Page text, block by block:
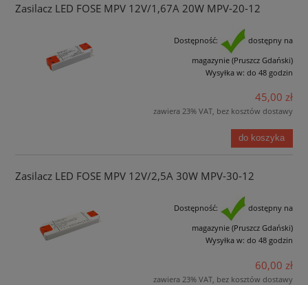
Zasilacz LED FOSE MPV 12V/1,67A 20W MPV-20-12
Dostępność:
dostępny na
magazynie (Pruszcz Gdański)
Wysyłka w: do 48 godzin
45,00 zł
zawiera 23% VAT, bez kosztów dostawy
do koszyka
Zasilacz LED FOSE MPV 12V/2,5A 30W MPV-30-12
Dostępność:
dostępny na
magazynie (Pruszcz Gdański)
Wysyłka w: do 48 godzin
60,00 zł
zawiera 23% VAT, bez kosztów dostawy